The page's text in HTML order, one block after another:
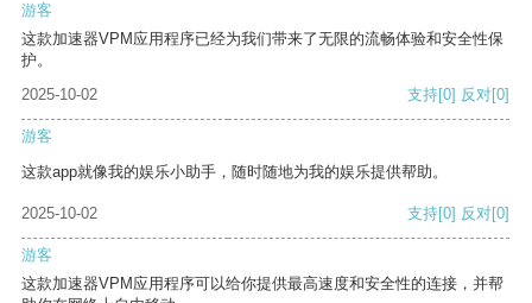
游客
这款加速器VPM应用程序已经为我们带来了无限的流畅体验和安全性保
护。
2025-10-02
支持[0] 反对[0]
游客
这款app就像我的娱乐小助手，随时随地为我的娱乐提供帮助。
2025-10-02 支持[0] 反对[0]
游客
这款加速器VPM应用程序可以给你提供最高速度和安全性的连接，并帮